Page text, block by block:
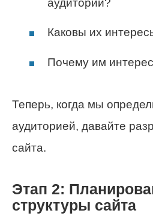
аудитории?
Каковы их
Почему им
Теперь, когда мы
аудиторией, давайте
сайта.
Этап 2:
структуры сайта